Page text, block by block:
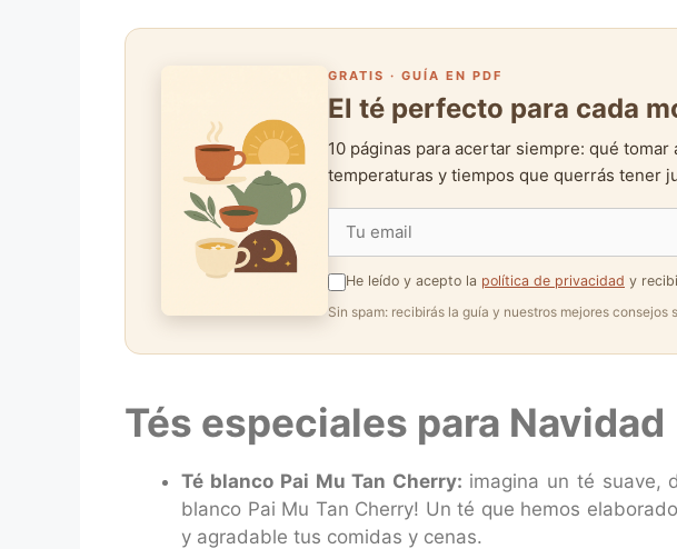
GRATIS · GUÍA EN PDF
El té perfecto para cada
10 páginas para acertar siempre: qué
temperaturas y tiempos que querrás tener
He leído y acepto la política de privacidad y
Sin spam: recibirás la guía y nuestros mejores
Tés especiales para Navidad
Té blanco Pai Mu Tan Cherry: imagina un té suave,
blanco Pai Mu Tan Cherry! Un té que hemos
y agradable tus comidas y cenas.